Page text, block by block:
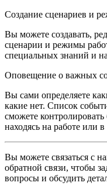
Создание сценариев и
Вы можете создавать,
сценарии и режимы
специальных знаний и
Оповещение о важных
Вы сами определяете
какие нет. Список
сможете
находясь на работе или в
Вы можете связаться с
обратной связи, чтобы
вопросы и обсудить